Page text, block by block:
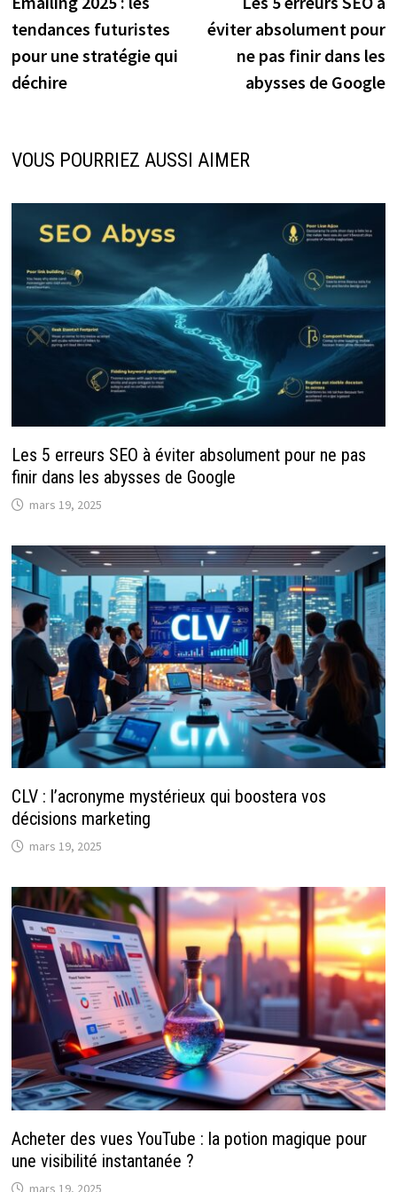
de
l’article
tendances futuristes
pour une stratégie qui
déchire
éviter absolument pour
ne pas finir dans les
abysses de Google
VOUS POURRIEZ AUSSI AIMER
Les 5 erreurs SEO à éviter absolument pour ne pas
finir dans les abysses de Google
mars 19, 2025
CLV : l’acronyme mystérieux qui boostera vos
décisions marketing
mars 19, 2025
Acheter des vues YouTube : la potion magique pour
une visibilité instantanée ?
mars 19, 2025